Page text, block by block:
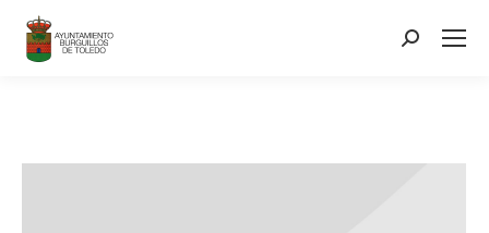
contenido
Search: